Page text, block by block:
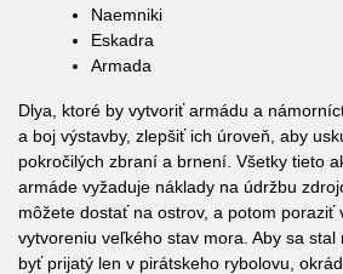
Naemniki
Eskadra
Armada
Dlya, ktoré by vytvoriť armádu a
a boj výstavby, zlepšiť ich úroveň, aby
pokročilých zbraní a brnení. Všetky tieto
armáde vyžaduje náklady na údržbu
môžete dostať na ostrov, a potom poraziť
vytvoreniu veľkého stav mora. Aby sa
byť prijatý len v pirátskeho rybolovu,